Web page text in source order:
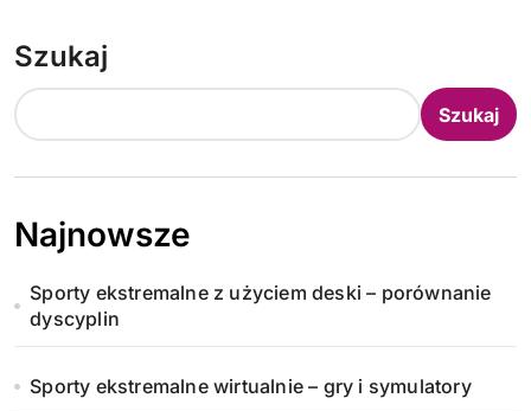
Szukaj
Szukaj
Najnowsze
Sporty ekstremalne z użyciem deski – porównanie
dyscyplin
Sporty ekstremalne wirtualnie – gry i symulatory